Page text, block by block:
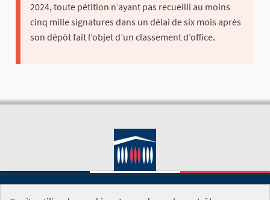
2024, toute pétition n’ayant pas recueilli au moins
cinq mille signatures dans un délai de six mois après
son dépôt fait l’objet d’un classement d’office.